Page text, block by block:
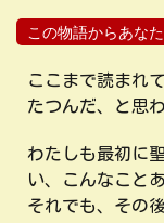
この物語からあな
ここまで読まれ
たつんだ、と思
わたしも最初に
い、こんなこと
それでも、その